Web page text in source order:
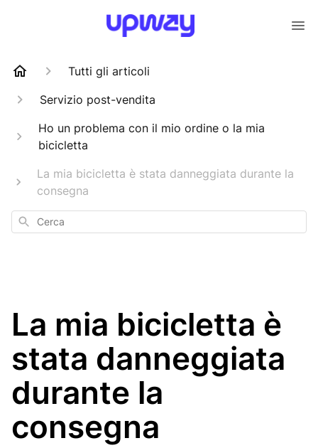
Tutti gli articoli
Servizio post-vendita
Ho un problema con il mio ordine o la mia
bicicletta
La mia bicicletta è stata danneggiata durante la
consegna
Cerca
La mia bicicletta è
stata danneggiata
durante la
consegna